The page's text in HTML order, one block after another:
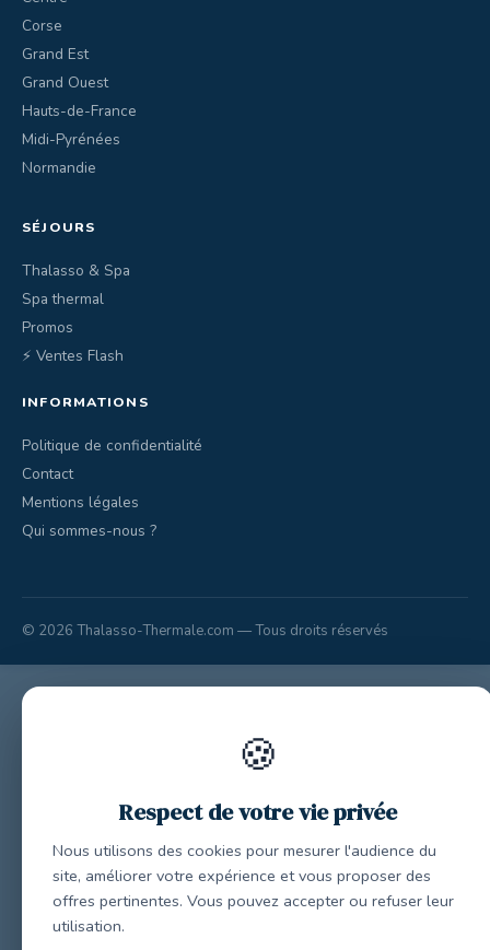
Corse
Grand Est
Grand Ouest
Hauts-de-France
Midi-Pyrénées
Normandie
SÉJOURS
Thalasso & Spa
Spa thermal
Promos
⚡ Ventes Flash
INFORMATIONS
Politique de confidentialité
Contact
Mentions légales
Qui sommes-nous ?
© 2026 Thalasso-Thermale.com — Tous droits réservés
🍪
Respect de votre vie privée
Nous utilisons des cookies pour mesurer l'audience du
site, améliorer votre expérience et vous proposer des
offres pertinentes. Vous pouvez accepter ou refuser leur
utilisation.